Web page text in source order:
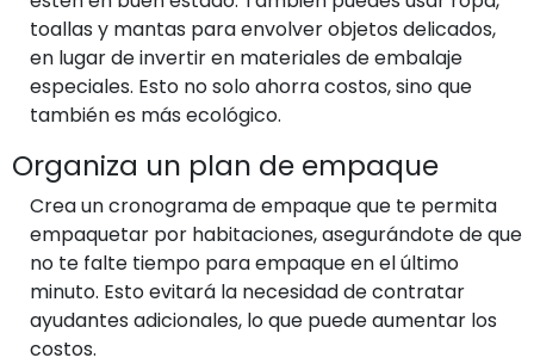
toallas y mantas para envolver objetos delicados,
en lugar de invertir en materiales de embalaje
especiales. Esto no solo ahorra costos, sino que
también es más ecológico.
Organiza un plan de empaque
Crea un cronograma de empaque que te permita
empaquetar por habitaciones, asegurándote de que
no te falte tiempo para empaque en el último
minuto. Esto evitará la necesidad de contratar
ayudantes adicionales, lo que puede aumentar los
costos.